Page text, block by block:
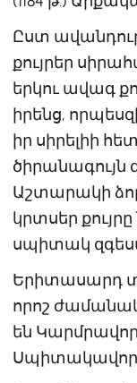
Ըստ
քույրեր
երկու ավագ
իրենց,
իր սիրելիի
ծիրանագույն
Աշտարակի
կրտսեր քույրը
սպիտակ
Երիտասարդ
որոշ
են
Սպիտակավոր